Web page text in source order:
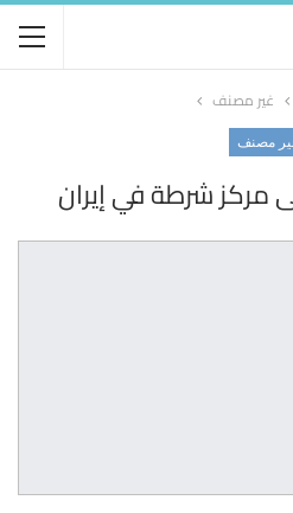
غير مصنف
مصنف
مركز شرطة في إيران